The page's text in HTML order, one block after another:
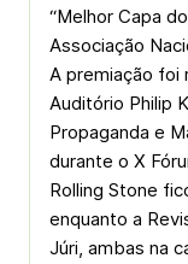
“Melhor Capa
Associação
A premiação foi
Auditório Philip
Propaganda e
durante o X
Rolling Stone
enquanto a
Júri, ambas na